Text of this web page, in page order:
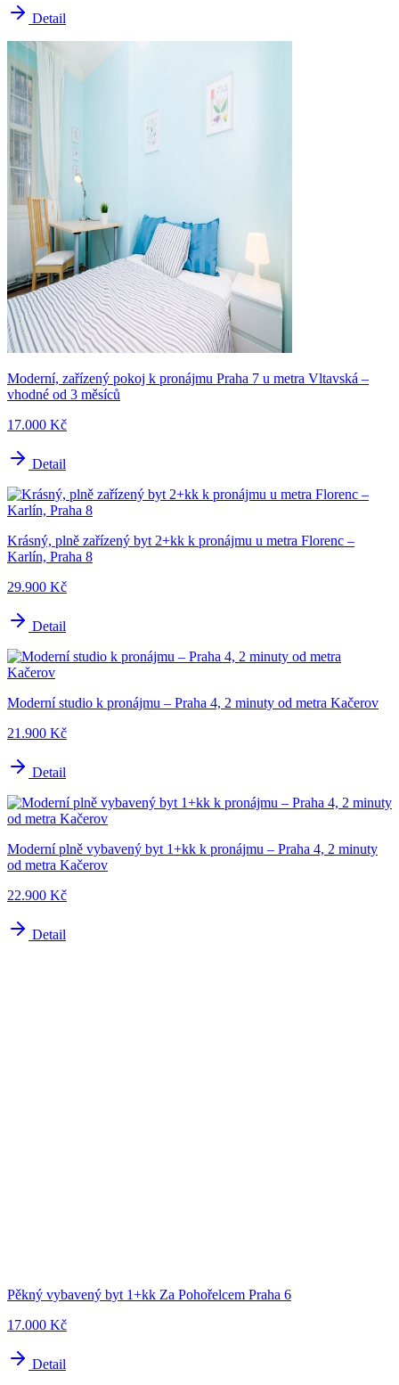
Detail
Moderní, zařízený pokoj k pronájmu Praha 7 u metra Vltavská –
vhodné od 3 měsíců
17.000 Kč
Detail
Krásný, plně zařízený byt 2+kk k pronájmu u metra Florenc –
Karlín, Praha 8
29.900 Kč
Detail
Moderní studio k pronájmu – Praha 4, 2 minuty od metra Kačerov
21.900 Kč
Detail
Moderní plně vybavený byt 1+kk k pronájmu – Praha 4, 2 minuty
od metra Kačerov
22.900 Kč
Detail
Pěkný vybavený byt 1+kk Za Pohořelcem Praha 6
17.000 Kč
Detail